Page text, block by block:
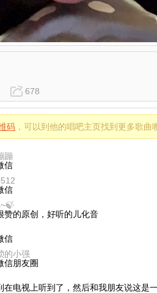
678
码 ，可以到他的唱吧主页找到更多歌曲
蹦
信
信
赞的原创，好听的儿化音
信
的小强
信朋友圈
在电视上听到了，然后和我朋友说这是